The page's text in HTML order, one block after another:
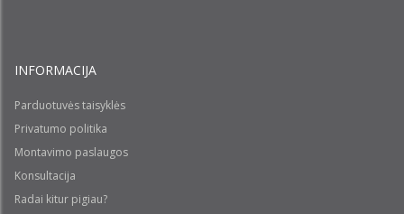
INFORMACIJA
Parduotuvės taisyklės
Privatumo politika
Montavimo paslaugos
Konsultacija
Radai kitur pigiau?